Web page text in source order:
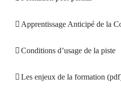
Apprentissage Anticipé de la
Conditions d’usage de la piste
Les enjeux de la formation